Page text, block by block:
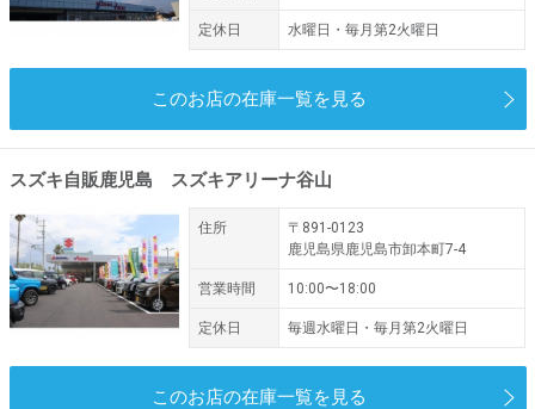
定休日 水曜日・毎月第2火曜日
このお店の在庫一覧を見る
スズキ自販鹿児島 スズキアリーナ谷山
住所
〒891-0123
鹿児島県鹿児島市卸本町7-4
営業時間 10:00〜18:00
定休日 毎週水曜日・毎月第2火曜日
このお店の在庫一覧を見る